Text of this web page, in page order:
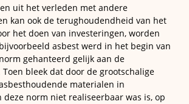
uit het verleden met andere
kan ook de terughoudendheid van het
het doen van investeringen, worden
asbest werd in het begin van
gehanteerd gelijk aan de
bleek dat door de grootschalige
materialen in
norm niet realiseerbaar was is, op